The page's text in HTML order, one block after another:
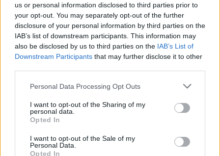
us or personal information disclosed to third parties prior to
your opt-out. You may separately opt-out of the further
disclosure of your personal information by third parties on the
IAB’s list of downstream participants. This information may
also be disclosed by us to third parties on the IAB’s List of
Downstream Participants that may further disclose it to other
Please note that this website/app uses one or more Google
not limited to your visit or usage behaviour. You may click to
grant or deny consent to Google and its third-party tags to
use your data for below specified purposes in below Google
consent section.
Personal Data Processing Opt Outs
I want to opt-out of the Sharing of my
personal data.
Opted In
I want to opt-out of the Sale of my
Personal Data.
Opted In
El ‘caso Yéremi Vargas’, el niño desaparecido en 2007…
CRÓNICA